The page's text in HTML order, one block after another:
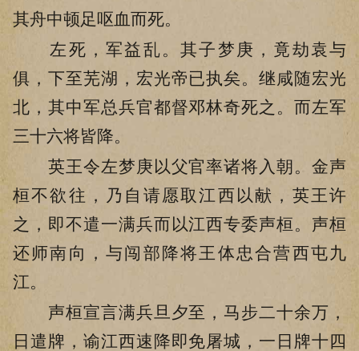
其舟中顿足呕血而死。
左死，军益乱。其子梦庚，竟劫袁与
俱，下至芜湖，宏光帝已执矣。继咸随宏光
北，其中军总兵官都督邓林奇死之。而左军
三十六将皆降。
英王令左梦庚以父官率诸将入朝。金声
桓不欲往，乃自请愿取江西以献，英王许
之，即不遣一满兵而以江西专委声桓。声桓
还师南向，与闯部降将王体忠合营西屯九
江。
声桓宣言满兵旦夕至，马步二十余万，
日遣牌，谕江西速降即免屠城，一日牌十四